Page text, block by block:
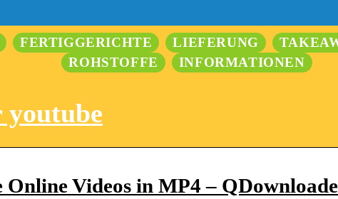
FERTIGGERICHTE LIEFERUNG
ROHSTOFFE
INFORMATIONEN
youtube
Videos in MP4 –